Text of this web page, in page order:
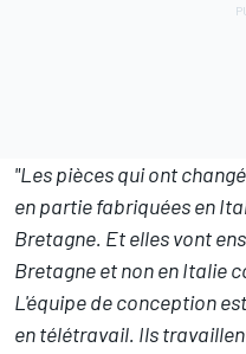
"Les pièces qui ont
en partie fabriquées en
Bretagne. Et elles vont
Bretagne et non en Italie
L'équipe de conception
en télétravail. Ils